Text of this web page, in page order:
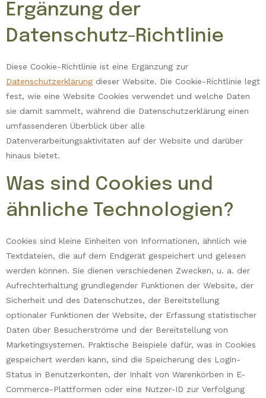
Ergänzung der
Datenschutz-Richtlinie
Diese Cookie-Richtlinie ist eine Ergänzung zur
Datenschutzerklärung dieser Website. Die Cookie-Richtlinie legt
fest, wie eine Website Cookies verwendet und welche Daten
sie damit sammelt, während die Datenschutzerklärung einen
umfassenderen Überblick über alle
Datenverarbeitungsaktivitäten auf der Website und darüber
hinaus bietet.
Was sind Cookies und
ähnliche Technologien?
Cookies sind kleine Einheiten von Informationen, ähnlich wie
Textdateien, die auf dem Endgerät gespeichert und gelesen
werden können. Sie dienen verschiedenen Zwecken, u. a. der
Aufrechterhaltung grundlegender Funktionen der Website, der
Sicherheit und des Datenschutzes, der Bereitstellung
optionaler Funktionen der Website, der Erfassung statistischer
Daten über Besucherströme und der Bereitstellung von
Marketingsystemen. Praktische Beispiele dafür, was in Cookies
gespeichert werden kann, sind die Speicherung des Login-
Status in Benutzerkonten, der Inhalt von Warenkörben in E-
Commerce-Plattformen oder eine Nutzer-ID zur Verfolgung